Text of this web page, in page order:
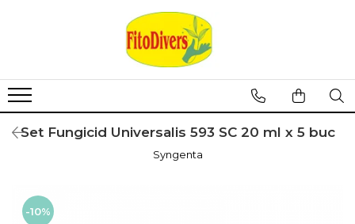
Set Fungicid Universalis 593 SC 20 ml x 5 buc
Syngenta
-10%